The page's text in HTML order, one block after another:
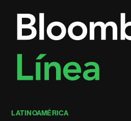
LATINOAMÉRICA